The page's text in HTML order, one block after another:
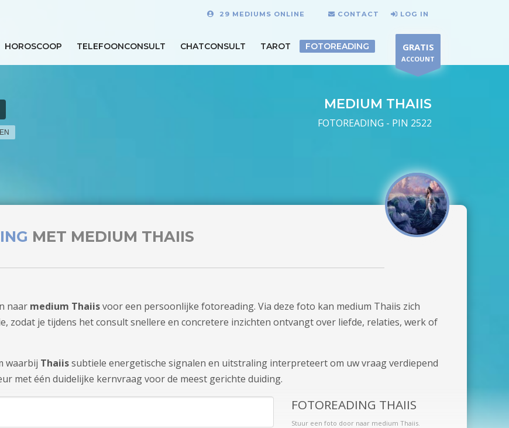
29 MEDIUMS ONLINE CONTACT LOG IN
HOROSCOOP TELEFOONCONSULT CHATCONSULT TAROT FOTOREADING GRATIS
ACCOUNT
MEDIUM THAIIS
FOTOREADING - PIN 2522
MET MEDIUM THAIIS
naar medium Thaiisvoor een persoonlijke fotoreading. Via deze foto kan medium Thaiis zich
zodat je tijdens het consult snellere en concretere inzichten ontvangt over liefde, relaties, werk of
waarbij Thaiissubtiele energetische signalen en uitstraling interpreteert om uw vraag verdiepend
met één duidelijke kernvraag voor de meest gerichte duiding.
FOTOREADING THAIIS
Stuur een foto door naar medium Thaiis.